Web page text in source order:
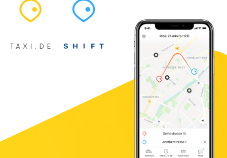
Für diese Sendungen ist der praktische
Briefversand geeignet
Rechnungen allgemein
Zuzahlungsrechnungen
Konsilrechnungen
Zahlungserinnerungen
Sammeltourrechnungen
Erinnerungs- und Mahnschreiben